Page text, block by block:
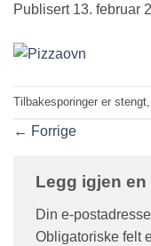
Publisert 13. februar
Tilbakesporinger er
← Forrige
Legg igjen
Din e-
Obligatoriske felt